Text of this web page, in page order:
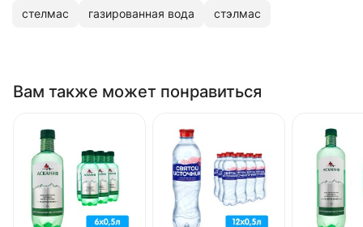
стелмас газированная вода стэлмас
Вам также может понравиться